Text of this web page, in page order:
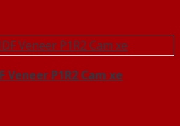
Veneer P1R2 Cam xe